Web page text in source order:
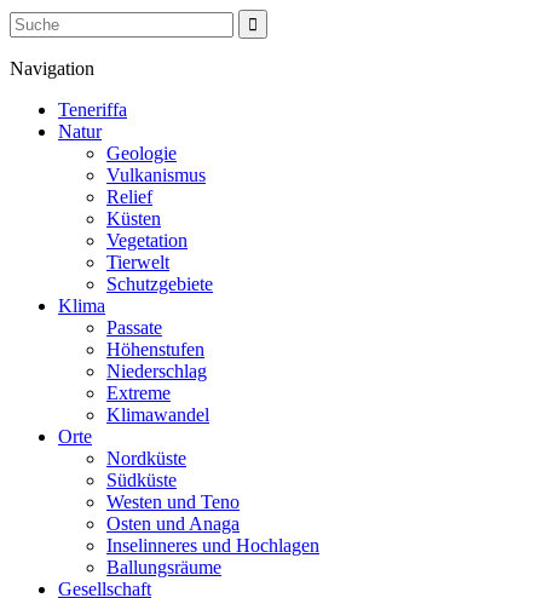
Navigation
Teneriffa
Natur
Geologie
Vulkanismus
Relief
Küsten
Vegetation
Tierwelt
Schutzgebiete
Klima
Passate
Höhenstufen
Niederschlag
Extreme
Klimawandel
Orte
Nordküste
Südküste
Westen und Teno
Osten und Anaga
Inselinneres und Hochlagen
Ballungsräume
Gesellschaft